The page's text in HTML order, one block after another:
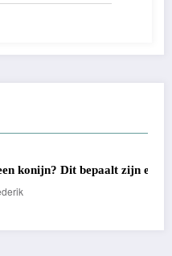
Dit bepaalt zijn echte leeftijd